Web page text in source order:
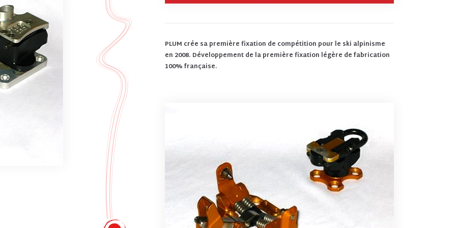
PLUM crée sa première fixation de compétition pour le ski alpinisme
en 2008. Développement de la première fixation légère de fabrication
100% française.